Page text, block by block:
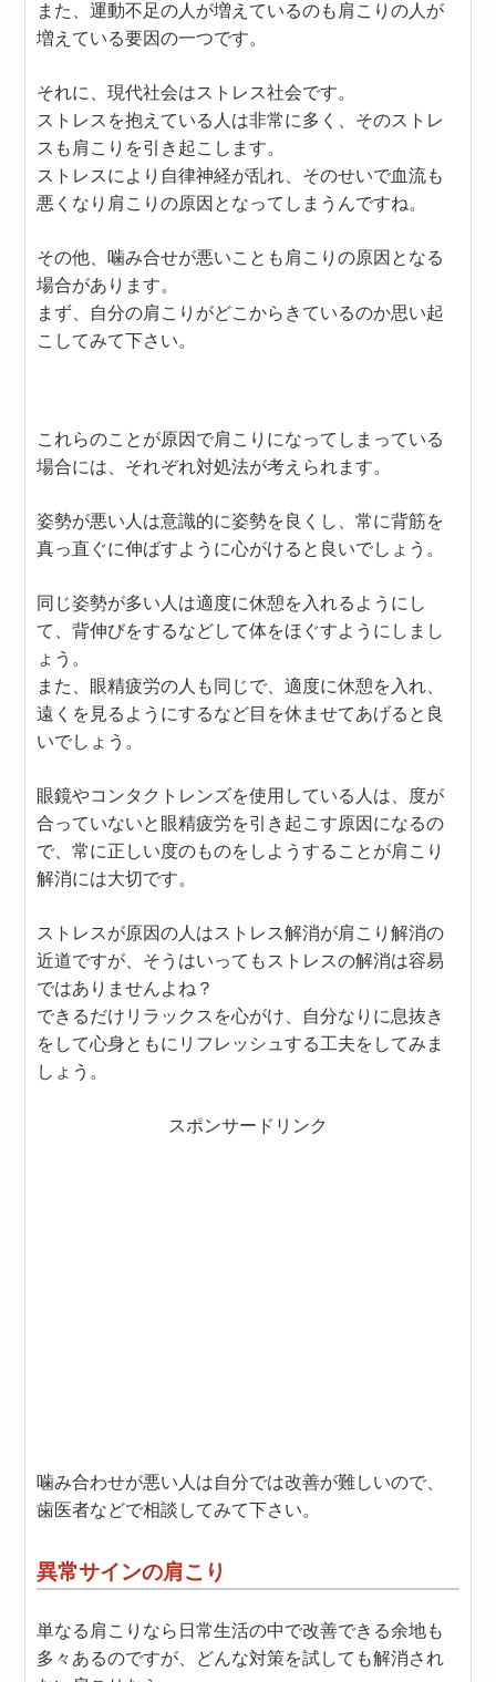
また、運動不足の人が増えているのも肩こりの人が
増えている要因の一つです。
それに、現代社会はストレス社会です。
ストレスを抱えている人は非常に多く、そのストレ
スも肩こりを引き起こします。
ストレスにより自律神経が乱れ、そのせいで血流も
悪くなり肩こりの原因となってしまうんですね。
その他、噛み合せが悪いことも肩こりの原因となる
場合があります。
まず、自分の肩こりがどこからきているのか思い起
こしてみて下さい。
これらのことが原因で肩こりになってしまっている
場合には、それぞれ対処法が考えられます。
姿勢が悪い人は意識的に姿勢を良くし、常に背筋を
真っ直ぐに伸ばすように心がけると良いでしょう。
同じ姿勢が多い人は適度に休憩を入れるようにし
て、背伸びをするなどして体をほぐすようにしまし
ょう。
また、眼精疲労の人も同じで、適度に休憩を入れ、
遠くを見るようにするなど目を休ませてあげると良
いでしょう。
眼鏡やコンタクトレンズを使用している人は、度が
合っていないと眼精疲労を引き起こす原因になるの
で、常に正しい度のものをしようすることが肩こり
解消には大切です。
ストレスが原因の人はストレス解消が肩こり解消の
近道ですが、そうはいってもストレスの解消は容易
ではありませんよね？
できるだけリラックスを心がけ、自分なりに息抜き
をして心身ともにリフレッシュする工夫をしてみま
しょう。
スポンサードリンク
噛み合わせが悪い人は自分では改善が難しいので、
歯医者などで相談してみて下さい。
異常サインの肩こり
単なる肩こりなら日常生活の中で改善できる余地も
多々あるのですが、どんな対策を試しても解消され